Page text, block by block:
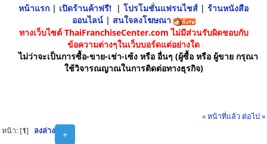
หน้าแรก | เปิดร้านค้าฟรี! | โปรโมชั่นแฟรนไชส์ | ร้านหนังสือ
ออนไลน์ | สนใจลงโฆษณา
ทางเว็บไซต์ ThaiFranchiseCenter.com ไม่มีส่วนรับผิดชอบกับ
ข้อความต่างๆในเว็บบอร์ดแต่อย่างใด
ไม่ว่าจะเป็นการซื้อ-ขาย-เช่า-เซ้ง หรือ อื่นๆ (ผู้ซื้อ หรือ ผู้ขาย กรุณา
ใช้วิจารณญาณในการติดต่อทางธุรกิจ)
« หน้าที่แล้ว ต่อไป »
+
หน้า: [1] ลงล่าง